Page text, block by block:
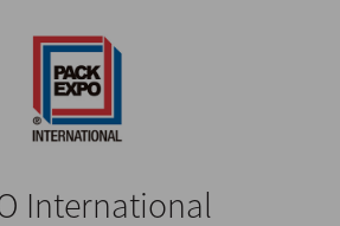
International